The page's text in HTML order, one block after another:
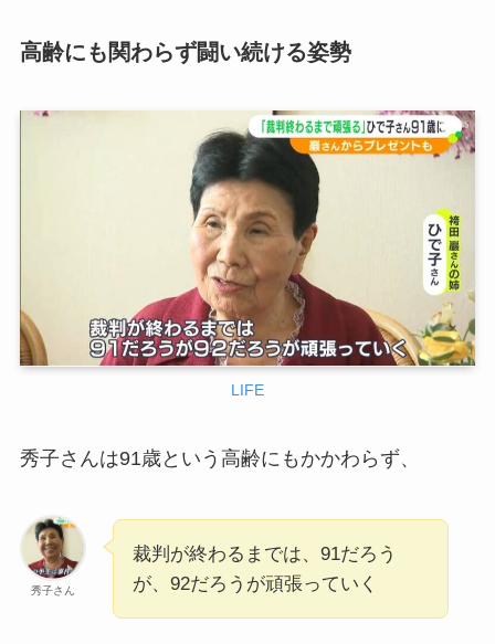
高齢にも関わらず闘い続ける姿勢
LIFE
秀子さんは91歳という高齢にもかかわらず、
秀子さん
裁判が終わるまでは、91だろう
が、92だろうが頑張っていく